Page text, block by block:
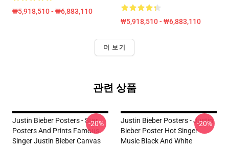
₩5,918,510 - ₩6,883,110
₩5,918,510 - ₩6,883,110
더 보기
관련 상품
Justin Bieber Posters - Star
Posters And Prints Famous
Singer Justin Bieber Canvas
-20%
Justin Bieber Posters - Justin
Bieber Poster Hot Singer
Music Black And White
-20%